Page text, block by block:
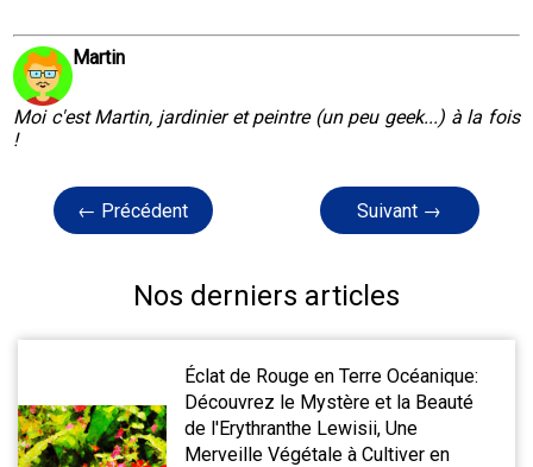
Martin
Moi c'est Martin, jardinier et peintre (un peu geek...) à la fois
!
← Précédent Suivant →
Nos derniers articles
Éclat de Rouge en Terre Océanique:
Découvrez le Mystère et la Beauté
de l'Erythranthe Lewisii, Une
Merveille Végétale à Cultiver en